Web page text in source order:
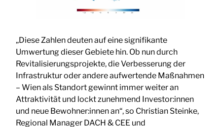
„Diese Zahlen deuten auf eine signifikante
Umwertung dieser Gebiete hin. Ob nun durch
Revitalisierungsprojekte, die Verbesserung der
Infrastruktur oder andere aufwertende Maßnahmen
– Wien als Standort gewinnt immer weiter an
Attraktivität und lockt zunehmend Investor:innen
und neue Bewohner:innen an“, so Christian Steinke,
Regional Manager DACH & CEE und